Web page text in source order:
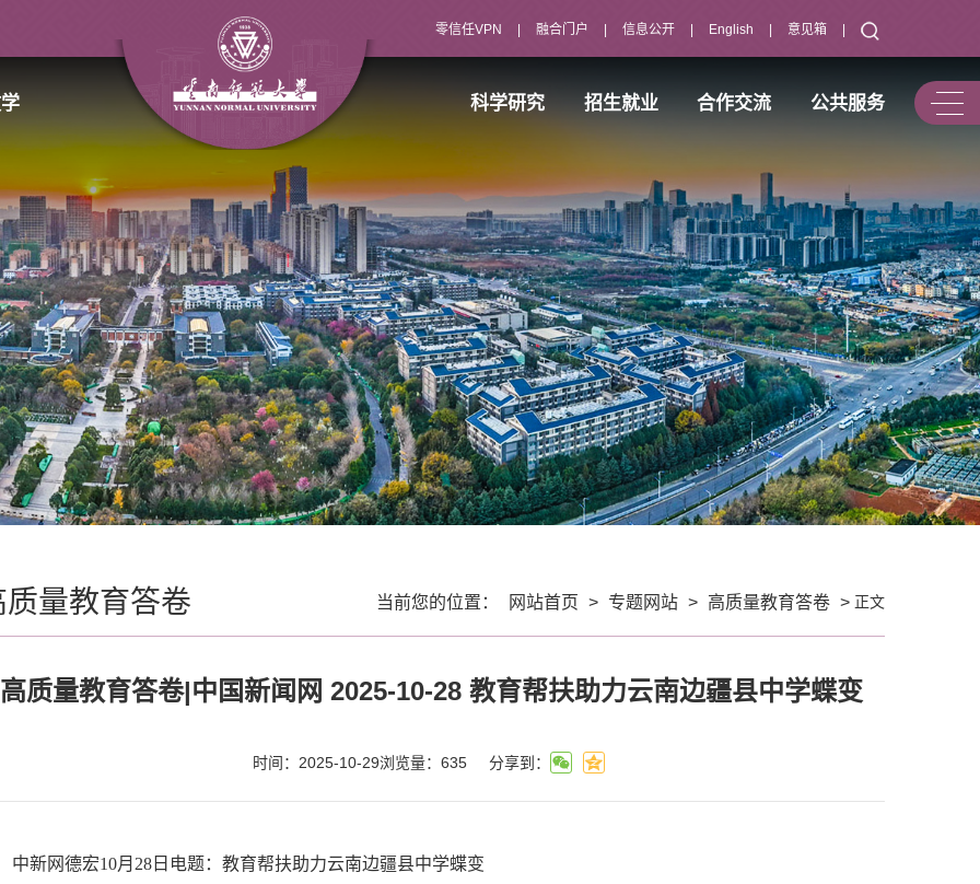
零信任VPN 融合门户 信息公开 English 意见箱
科学研究 招生就业 合作交流 公共服务
质量教育答卷 当前您的位置： 网站首页 > 专题网站 > 高质量教育答卷 > 正文
高质量教育答卷|中国新闻网 2025-10-28 教育帮扶助力云南边疆县中学蝶变
时间：2025-10-29浏览量： 635 分享到：
中新网德宏10月28日电题：教育帮扶助力云南边疆县中学蝶变